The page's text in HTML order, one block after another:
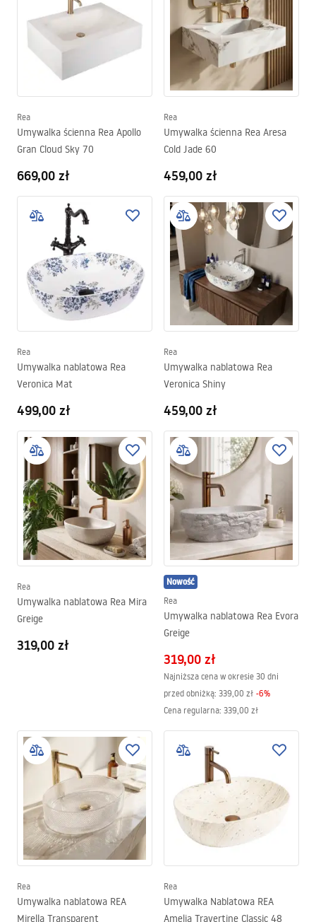
Rea
Umywalka ścienna Rea Apollo
Gran Cloud Sky 70
669,00 zł
Rea
Umywalka ścienna Rea Aresa
Cold Jade 60
459,00 zł
Rea
Umywalka nablatowa Rea
Veronica Mat
499,00 zł
Rea
Umywalka nablatowa Rea
Veronica Shiny
459,00 zł
Rea
Umywalka nablatowa Rea Mira
Greige
319,00 zł
Nowość
Rea
Umywalka nablatowa Rea Evora
Greige
319,00 zł
Najniższa cena w okresie 30 dni
przed obniżką: 339,00 zł -6%
Cena regularna: 339,00 zł
Rea
Umywalka nablatowa REA
Mirella Transparent
Rea
Umywalka Nablatowa REA
Amelia Travertine Classic 48